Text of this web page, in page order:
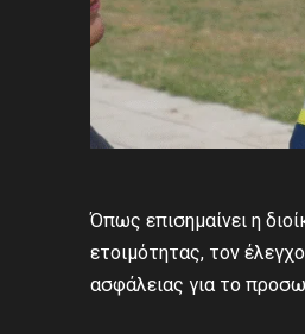
Όπως επισημαίνει η
ετοιμότητας, τον
ασφάλειας για το